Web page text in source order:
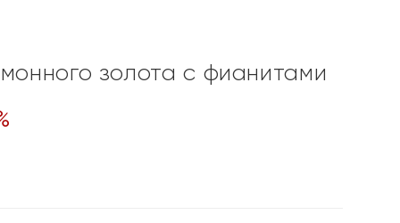
золота с фианитами